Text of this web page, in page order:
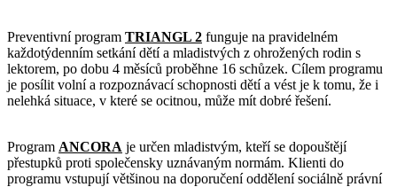
Preventivní program TRIANGL 2 funguje na pravidelném
každotýdenním setkání dětí a mladistvých z ohrožených rodin s
lektorem, po dobu 4 měsíců proběhne 16 schůzek. Cílem programu
je posílit volní a rozpoznávací schopnosti dětí a vést je k tomu, že i
nelehká situace, v které se ocitnou, může mít dobré řešení.
Program ANCORA je určen mladistvým, kteří se dopouštějí
přestupků proti společensky uznávaným normám. Klienti do
programu vstupují většinou na doporučení oddělení sociálně právní